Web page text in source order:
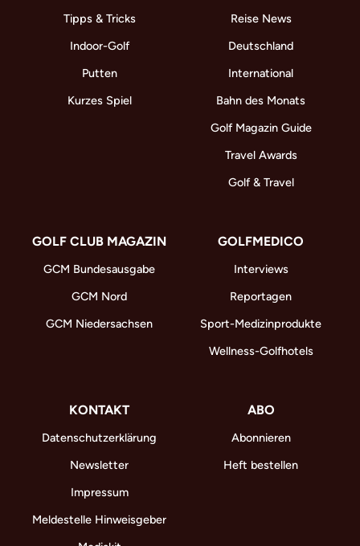
Tipps & Tricks
Indoor-Golf
Putten
Kurzes Spiel
Reise News
Deutschland
International
Bahn des Monats
Golf Magazin Guide
Travel Awards
Golf & Travel
GOLF CLUB MAGAZIN
GCM Bundesausgabe
GCM Nord
GCM Niedersachsen
GOLFMEDICO
Interviews
Reportagen
Sport-Medizinprodukte
Wellness-Golfhotels
KONTAKT
Datenschutzerklärung
Newsletter
Impressum
Meldestelle Hinweisgeber
ABO
Abonnieren
Heft bestellen